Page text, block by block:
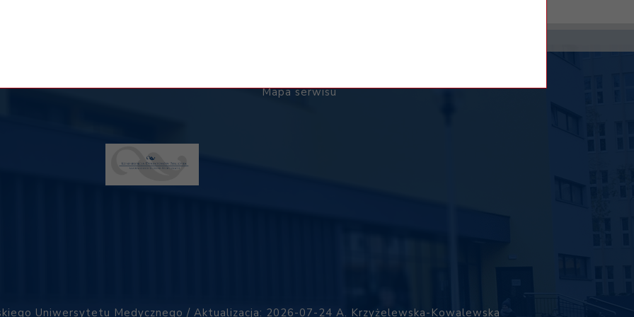
Mapa serwisu
Uniwersytetu Medycznego / Aktualizacja: 2026-07-24 A. Krzyżelewska-Kowalewska